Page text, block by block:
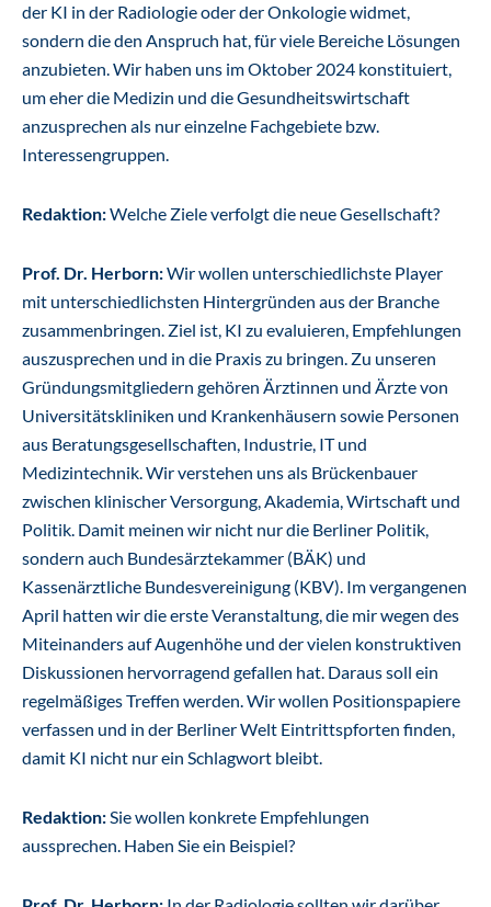
der KI in der Radiologie oder der Onkologie widmet,
sondern die den Anspruch hat, für viele Bereiche Lösungen
anzubieten. Wir haben uns im Oktober 2024 konstituiert,
um eher die Medizin und die Gesundheitswirtschaft
anzusprechen als nur einzelne Fachgebiete bzw.
Interessengruppen.
Redaktion:Welche Ziele verfolgt die neue Gesellschaft?
Prof. Dr. Herborn:Wir wollen unterschiedlichste Player
mit unterschiedlichsten Hintergründen aus der Branche
zusammenbringen. Ziel ist, KI zu evaluieren, Empfehlungen
auszusprechen und in die Praxis zu bringen. Zu unseren
Gründungsmitgliedern gehören Ärztinnen und Ärzte von
Universitätskliniken und Krankenhäusern sowie Personen
aus Beratungsgesellschaften, Industrie, IT und
Medizintechnik. Wir verstehen uns als Brückenbauer
zwischen klinischer Versorgung, Akademia, Wirtschaft und
Politik. Damit meinen wir nicht nur die Berliner Politik,
sondern auch Bundesärztekammer (BÄK) und
Kassenärztliche Bundesvereinigung (KBV). Im vergangenen
April hatten wir die erste Veranstaltung, die mir wegen des
Miteinanders auf Augenhöhe und der vielen konstruktiven
Diskussionen hervorragend gefallen hat. Daraus soll ein
regelmäßiges Treffen werden. Wir wollen Positionspapiere
verfassen und in der Berliner Welt Eintrittspforten finden,
damit KI nicht nur ein Schlagwort bleibt.
Redaktion:Sie wollen konkrete Empfehlungen
aussprechen. Haben Sie ein Beispiel?